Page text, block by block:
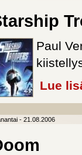
Paul
Lue
- 21.08.2006